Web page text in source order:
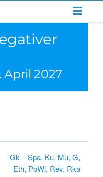
April 2027
Gk – Spa, Ku, Mu, G,
Eth, PoWi, Rev, Rka